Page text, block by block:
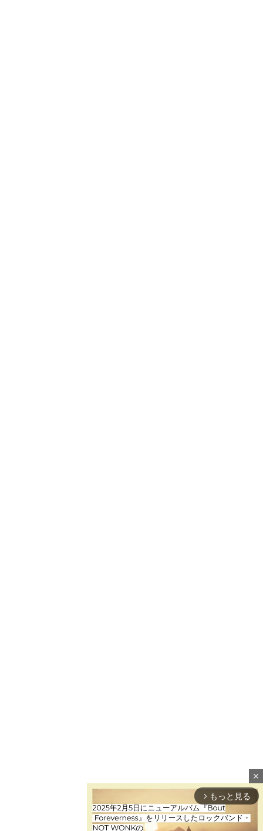
close
arrow_forward_ios もっと見る